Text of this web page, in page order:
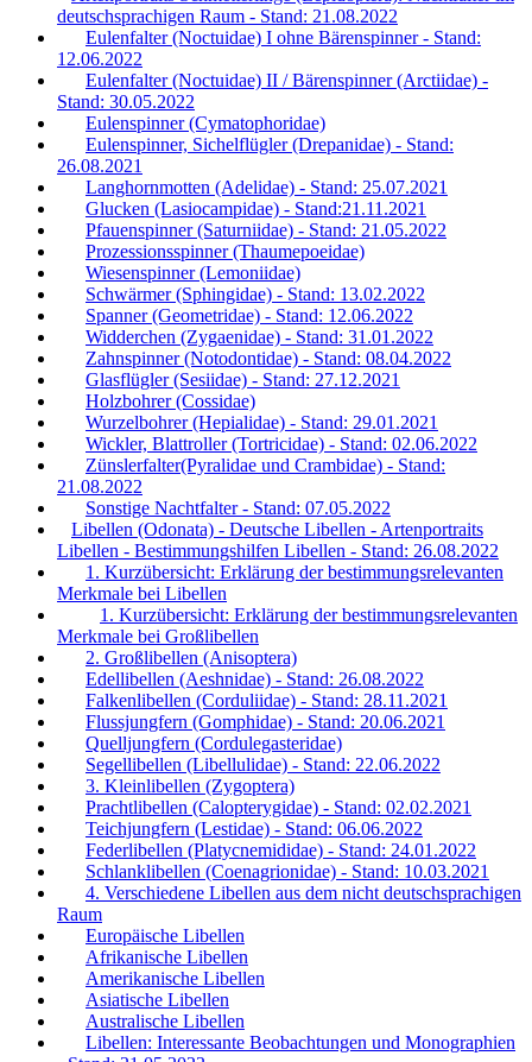
deutschsprachigen Raum - Stand: 21.08.2022
Eulenfalter (Noctuidae) I ohne Bärenspinner - Stand:
12.06.2022
Eulenfalter (Noctuidae) II / Bärenspinner (Arctiidae) -
Stand: 30.05.2022
Eulenspinner (Cymatophoridae)
Eulenspinner, Sichelflügler (Drepanidae) - Stand:
26.08.2021
Langhornmotten (Adelidae) - Stand: 25.07.2021
Glucken (Lasiocampidae) - Stand:21.11.2021
Pfauenspinner (Saturniidae) - Stand: 21.05.2022
Prozessionsspinner (Thaumepoeidae)
Wiesenspinner (Lemoniidae)
Schwärmer (Sphingidae) - Stand: 13.02.2022
Spanner (Geometridae) - Stand: 12.06.2022
Widderchen (Zygaenidae) - Stand: 31.01.2022
Zahnspinner (Notodontidae) - Stand: 08.04.2022
Glasflügler (Sesiidae) - Stand: 27.12.2021
Holzbohrer (Cossidae)
Wurzelbohrer (Hepialidae) - Stand: 29.01.2021
Wickler, Blattroller (Tortricidae) - Stand: 02.06.2022
Zünslerfalter(Pyralidae und Crambidae) - Stand:
21.08.2022
Sonstige Nachtfalter - Stand: 07.05.2022
Libellen (Odonata) - Deutsche Libellen - Artenportraits
Libellen - Bestimmungshilfen Libellen - Stand: 26.08.2022
1. Kurzübersicht: Erklärung der bestimmungsrelevanten
Merkmale bei Libellen
1. Kurzübersicht: Erklärung der bestimmungsrelevanten
Merkmale bei Großlibellen
2. Großlibellen (Anisoptera)
Edellibellen (Aeshnidae) - Stand: 26.08.2022
Falkenlibellen (Corduliidae) - Stand: 28.11.2021
Flussjungfern (Gomphidae) - Stand: 20.06.2021
Quelljungfern (Cordulegasteridae)
Segellibellen (Libellulidae) - Stand: 22.06.2022
3. Kleinlibellen (Zygoptera)
Prachtlibellen (Calopterygidae) - Stand: 02.02.2021
Teichjungfern (Lestidae) - Stand: 06.06.2022
Federlibellen (Platycnemididae) - Stand: 24.01.2022
Schlanklibellen (Coenagrionidae) - Stand: 10.03.2021
4. Verschiedene Libellen aus dem nicht deutschsprachigen
Raum
Europäische Libellen
Afrikanische Libellen
Amerikanische Libellen
Asiatische Libellen
Australische Libellen
Libellen: Interessante Beobachtungen und Monographien